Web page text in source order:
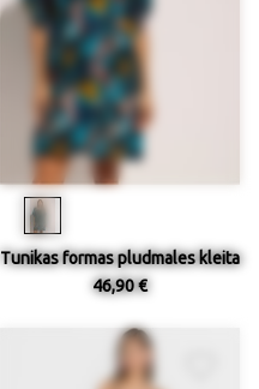
Tunikas formas pludmales kleita
46,90 €